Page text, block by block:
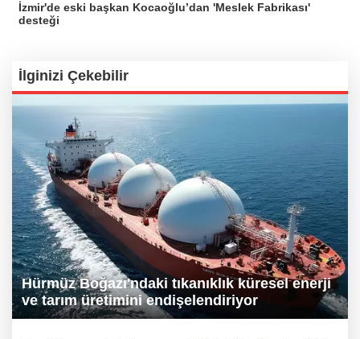
İzmir'de eski başkan Kocaoğlu’dan 'Meslek Fabrikası'
desteği
İlginizi Çekebilir
Hürmüz Boğazı'ndaki tıkanıklık küresel enerji
ve tarım üretimini endişelendiriyor